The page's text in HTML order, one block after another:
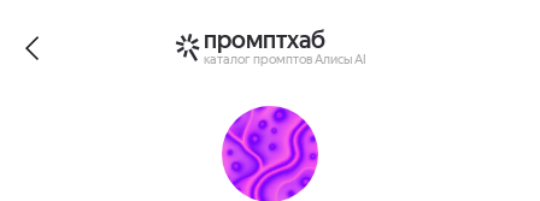
промптхаб
каталог промптов Алисы AI